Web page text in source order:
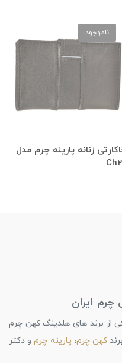
زنانه پارینه چرم مدل
ناموجود
ایران
از برند های هلدینگ کهن چرم
کهن چرم، پارینه چرمو دکتر